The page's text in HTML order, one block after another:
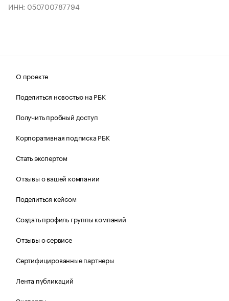
ИНН: 050700787794
О проекте
Поделиться новостью на РБК
Получить пробный доступ
Корпоративная подписка РБК
Стать экспертом
Отзывы о вашей компании
Поделиться кейсом
Создать профиль группы компаний
Отзывы о сервисе
Сертифицированные партнеры
Лента публикаций